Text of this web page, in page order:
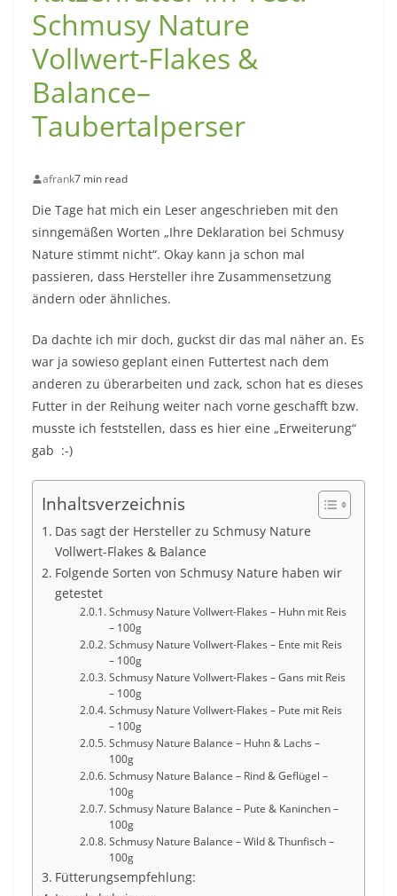
Schmusy Nature
Vollwert-Flakes &
Balance–
Taubertalperser
afrank7 min read
Die Tage hat mich ein Leser angeschrieben mit den
sinngemäßen Worten „Ihre Deklaration bei Schmusy
Nature stimmt nicht“. Okay kann ja schon mal
passieren, dass Hersteller ihre Zusammensetzung
ändern oder ähnliches.
Da dachte ich mir doch, guckst dir das mal näher an. Es
war ja sowieso geplant einen Futtertest nach dem
anderen zu überarbeiten und zack, schon hat es dieses
Futter in der Reihung weiter nach vorne geschafft bzw.
musste ich feststellen, dass es hier eine „Erweiterung“
gab :-)
Inhaltsverzeichnis
Das sagt der Hersteller zu Schmusy Nature
Vollwert-Flakes & Balance
Folgende Sorten von Schmusy Nature haben wir
getestet
Schmusy Nature Vollwert-Flakes – Huhn mit Reis
– 100g
Schmusy Nature Vollwert-Flakes – Ente mit Reis
– 100g
Schmusy Nature Vollwert-Flakes – Gans mit Reis
– 100g
Schmusy Nature Vollwert-Flakes – Pute mit Reis
– 100g
Schmusy Nature Balance – Huhn & Lachs –
100g
Schmusy Nature Balance – Rind & Geflügel –
100g
Schmusy Nature Balance – Pute & Kaninchen –
100g
Schmusy Nature Balance – Wild & Thunfisch –
100g
Fütterungsempfehlung: